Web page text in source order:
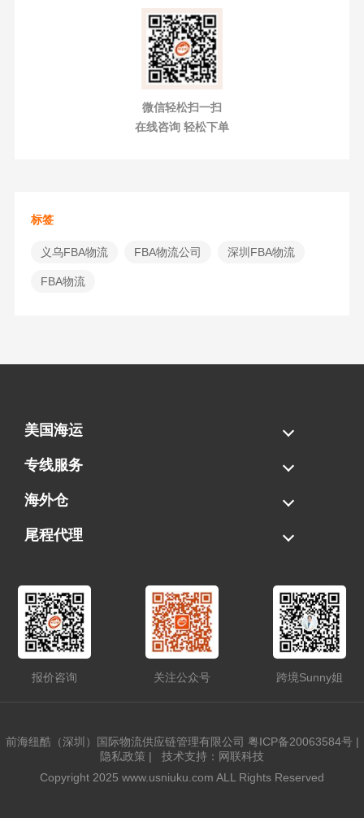
微信轻松扫一扫
在线咨询 轻松下单
标签
义乌FBA物流 FBA物流公司 深圳FBA物流
FBA物流
美国海运
海运拼柜
海运整柜
美国海卡
加拿大海运
专线服务
FBA专线直送
超大件专线
AWD专线
电池专线
海外仓
一件代发
FBA中转
贴标换标
拆柜/存储
尾程代理
报价咨询 关注公众号 跨境Sunny姐
前海纽酷（深圳）国际物流供应链管理有限公司 粤ICP备20063584号|
隐私政策 |
技术支持：网联科技
Copyright 2025 www.usniuku.com ALL Rights Reserved